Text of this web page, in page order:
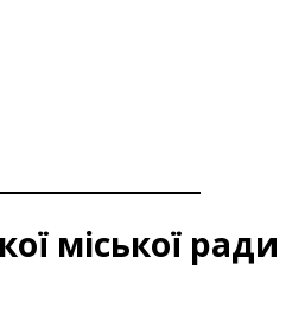
міської ради